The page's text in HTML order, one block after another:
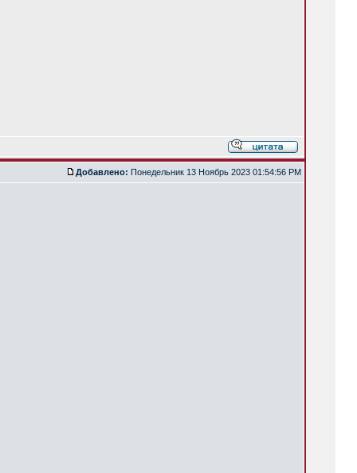
Добавлено: Понедельник 13 Ноябрь 2023 01:54:56 PM